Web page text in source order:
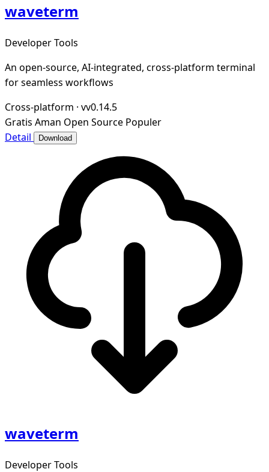
waveterm
Developer Tools
An open-source, AI-integrated, cross-platform terminal
for seamless workflows
Cross-platform · vv0.14.5
Gratis Aman Open Source Populer
Detail
Download
waveterm
Developer Tools